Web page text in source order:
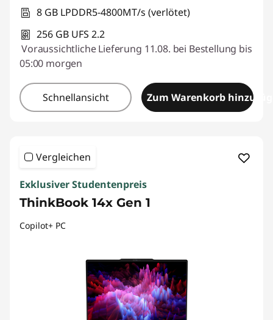
8 GB LPDDR5-4800MT/s (verlötet)
256 GB UFS 2.2
Voraussichtliche Lieferung 11.08. bei Bestellung bis
05:00 morgen
Schnellansicht Zum Warenkorb
Vergleichen
Exklusiver Studentenpreis
ThinkBook 14x Gen 1
Copilot+ PC